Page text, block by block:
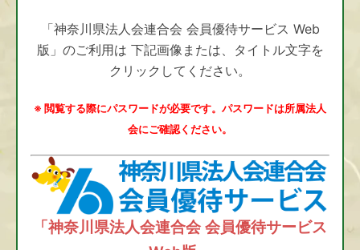
「神奈川県法人会連合会 会員優待サービス Web
版」のご利用は 下記画像または、タイトル文字を
クリックしてください。
※ 閲覧する際にパスワードが必要です。パスワードは所属法人
会にご確認ください。
「神奈川県法人会連合会 会員優待サービス